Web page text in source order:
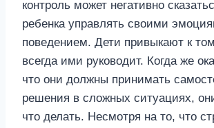
контроль может негативно
ребенка управлять своими
поведением. Дети привыкают к
всегда ими руководит. Когда же
что они должны принимать
решения в сложных ситуациях,
что делать. Несмотря на то, что